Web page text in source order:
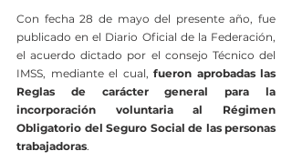
Con fecha 28 de mayo del presente año, fue
publicado en el Diario Oficial de la Federación,
el acuerdo dictado por el consejo Técnico del
IMSS, mediante el cual, fueron aprobadas las
Reglas de carácter general para la
incorporación voluntaria al Régimen
Obligatorio del Seguro Social de las personas
trabajadoras.